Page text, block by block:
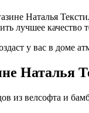
Наталья
лучшее
у вас в доме
Наталья
из велсофта и